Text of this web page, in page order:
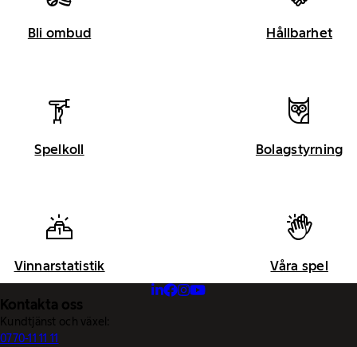
Bli ombud Hållbarhet
Spelkoll Bolagstyrning
Vinnarstatistik Våra spel
Kontakta oss
Kundtjänst och växel:
0770-11 11 11